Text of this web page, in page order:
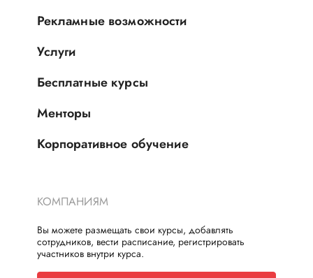
Рекламные возможности
Услуги
Бесплатные курсы
Менторы
Корпоративное обучение
КОМПАНИЯМ
Вы можете размещать свои курсы, добавлять
сотрудников, вести расписание, регистрировать
участников внутри курса.